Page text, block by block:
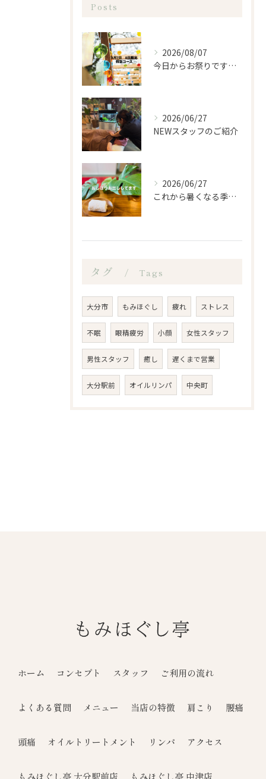
Posts
2026/08/07
今日からお祭りですね！
2026/06/27
NEWスタッフのご紹介
2026/06/27
これから暑くなる季節になるので、もみほぐし亭ではご来店のお客...
タグ Tags
大分市 もみほぐし 疲れ ストレス
不眠 眼精疲労 小顔 女性スタッフ
男性スタッフ 癒し 遅くまで営業
大分駅前 オイルリンパ 中央町
ホーム コンセプト スタッフ ご利用の流れ
よくある質問 メニュー 当店の特徴 肩こり 腰痛
頭痛 オイルトリートメント リンパ アクセス
もみほぐし亭 大分駅前店 もみほぐし亭 中津店